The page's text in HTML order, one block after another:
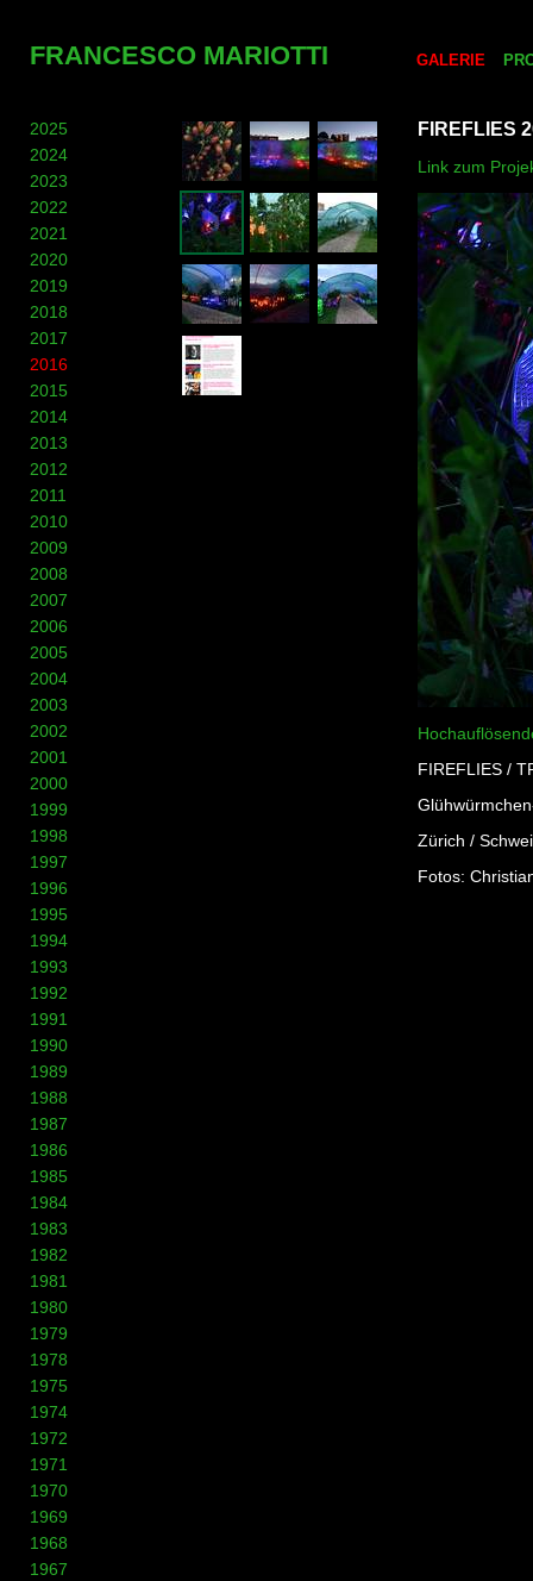
FRANCESCO MARIOTTI GALERIE
2025
2024
2023
2022
2021
2020
2019
2018
2017
2016
2015
2014
2013
2012
2011
2010
2009
2008
2007
2006
2005
2004
2003
2002
2001
2000
1999
1998
1997
1996
1995
1994
1993
1992
1991
1990
1989
1988
1987
1986
1985
1984
1983
1982
1981
1980
1979
1978
1975
1974
1972
1971
1970
1969
1968
1967
FIREFLIES
Link zum
FIREFLIES /
Zürich /
Fotos: